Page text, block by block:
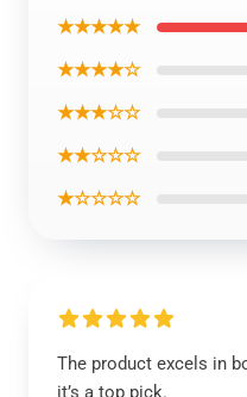
★★★★★
★★★★☆
★★★☆☆
★★☆☆☆
★☆☆☆☆
The product excels in
it’s a top pick.